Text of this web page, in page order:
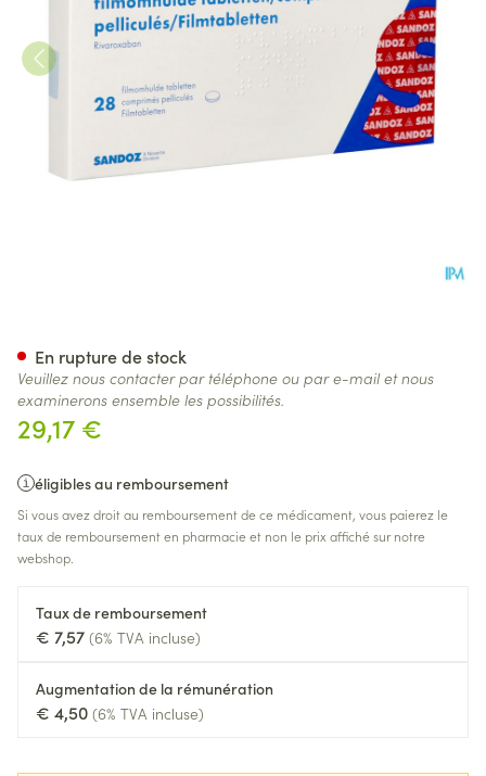
29,17 €
éligibles au remboursement
Si vous avez droit au remboursement de ce médicament, vous paierez le
taux de remboursement en pharmacie et non le prix affiché sur notre
webshop.
Taux de remboursement
€ 7,57 (6% TVA incluse)
Augmentation de la rémunération
€ 4,50 (6% TVA incluse)
En rupture de stock
Veuillez nous contacter par téléphone ou par e-mail et nous
examinerons ensemble les possibilités.